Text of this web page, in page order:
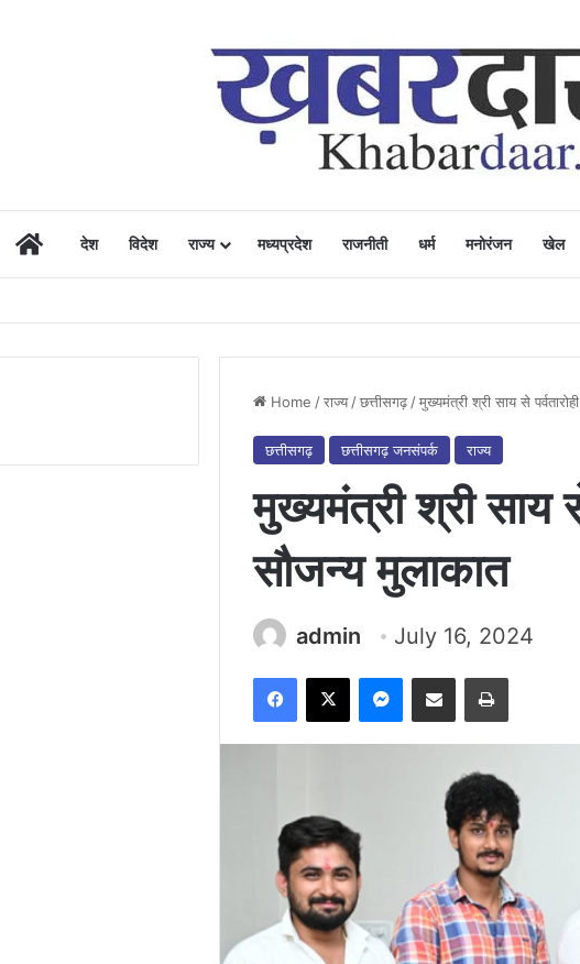
Homeदेश विदेश राज्य मध्यप्रदेश राजनीती धर्म मनोरंजन खेल
की समय पर उपलब्धता से किसानों में उत्साह, नैनो डीएपी और नैनो यूरिया बने किसानों के भरोसेमंद कृषि
Home /राज्य /छत्तीसगढ़ /मुख्यमंत्री श्री साय से
छत्तीसगढ़ छत्तीसगढ़ जनसंपर्क राज्य
मुख्यमंत्री श्री साय
सौजन्य मुलाकात
admin July 16, 2024
Facebook
X Messenger
Share via Email Print